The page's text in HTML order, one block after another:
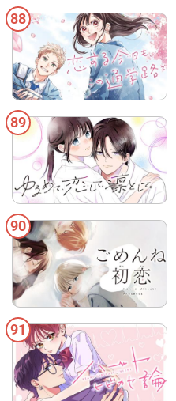
88
89
90
91